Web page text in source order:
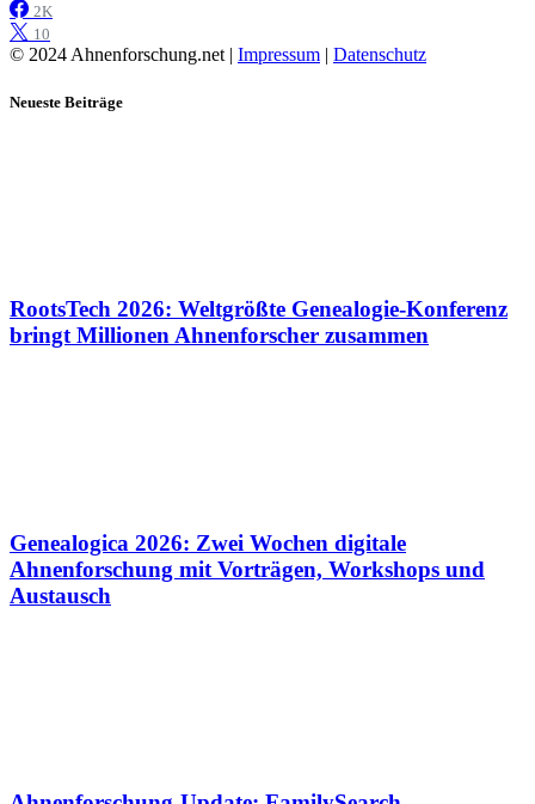
2K
10
© 2024 Ahnenforschung.net | Impressum | Datenschutz
Neueste Beiträge
RootsTech 2026: Weltgrößte Genealogie-Konferenz
bringt Millionen Ahnenforscher zusammen
Genealogica 2026: Zwei Wochen digitale
Ahnenforschung mit Vorträgen, Workshops und
Austausch